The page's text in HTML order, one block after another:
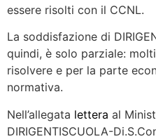
essere risolti con il CCNL.
La soddisfazione di
quindi, è solo parziale:
risolvere e per la parte
normativa.
Nell’allegata lettera al
DIRIGENTISCUOLA-